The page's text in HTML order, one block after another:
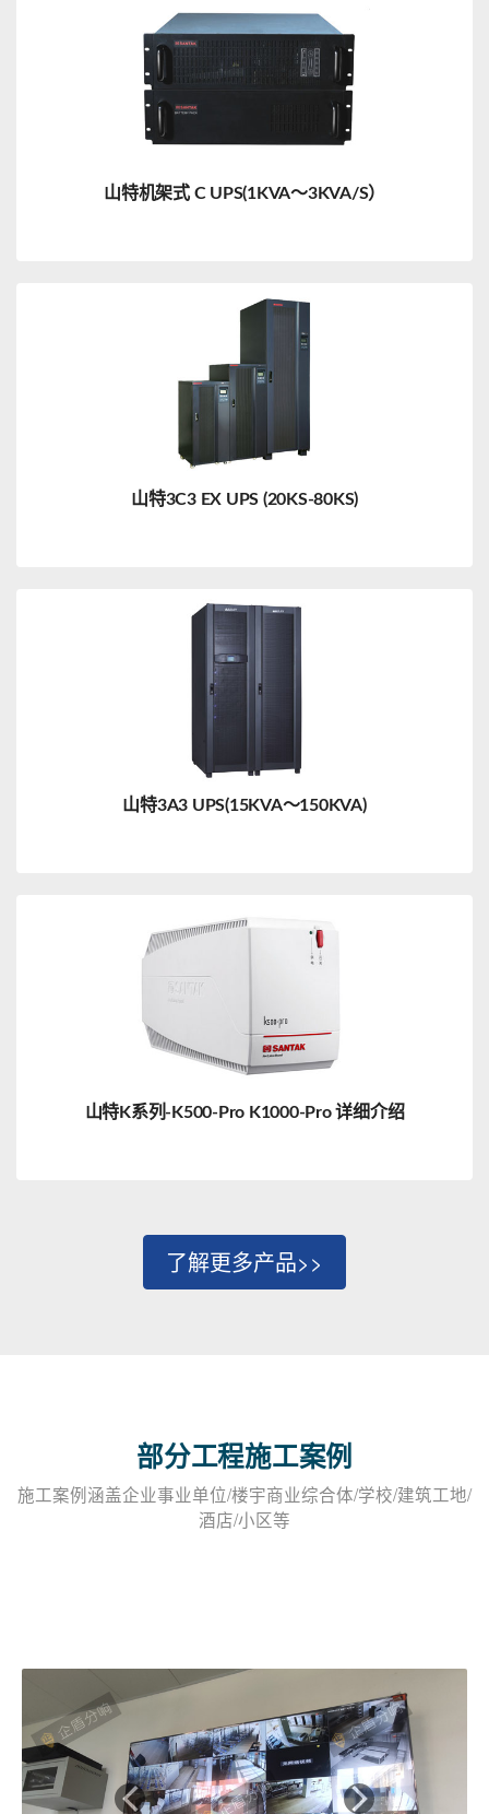
山特机架式 C UPS(1KVA～3KVA/S）
山特3C3 EX UPS (20KS-80KS)
山特3A3 UPS(15KVA～150KVA)
山特K系列-K500-Pro K1000-Pro 详细介绍
了解更多产品>>
部分工程施工案例
施工案例涵盖企业事业单位/楼宇商业综合体/学校/建筑工地/
酒店/小区等